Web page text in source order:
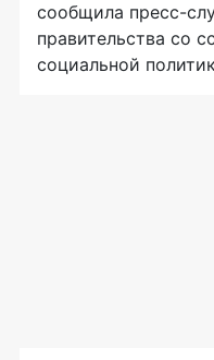
сообщила пресс-
правительства со
социальной